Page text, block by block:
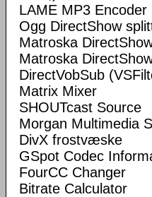
LAME MP3 Encoder
Ogg DirectShow
Matroska
Matroska
DirectVobSub
Matrix Mixer
SHOUTcast Source
Morgan Multimedia
DivX frostvæske
GSpot Codec
FourCC Changer
Bitrate Calculator